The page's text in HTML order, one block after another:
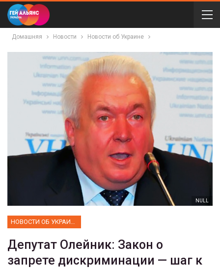
Домашняя Новости Новости об Украине
NULL
Депутат Олейник: Закон о
запрете дискриминации — шаг к